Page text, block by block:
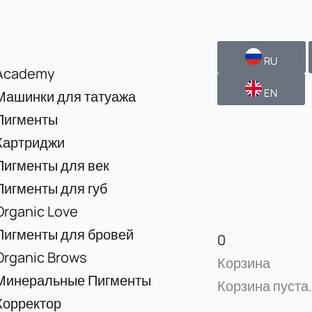
для татуажа
для век
для губ
Love
для бровей
Brows
Пигменты
RU
EN
0
Корзина
Корзина пуста.